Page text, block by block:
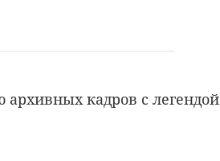
кадров с легендой